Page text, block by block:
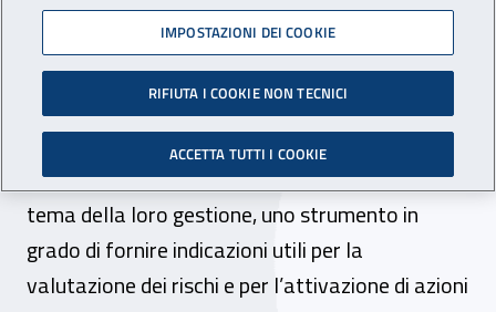
Sicurezza sul lavoro, come
segnalare i near miss
La pubblicazione, che si inserisce nella
collaborazione tra Inail e Utilitalia, affronta il
tema della loro gestione, uno strumento in
grado di fornire indicazioni utili per la
valutazione dei rischi e per l’attivazione di azioni
IMPOSTAZIONI DEI COOKIE
RIFIUTA I COOKIE NON TECNICI
ACCETTA TUTTI I COOKIE